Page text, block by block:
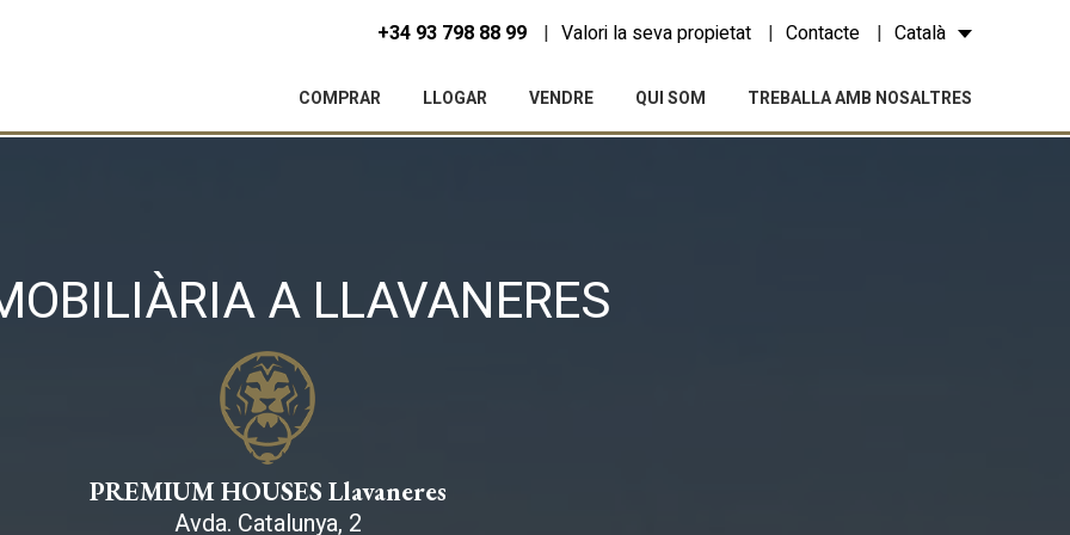
+34 93 798 88 99 Valori la seva propietat Contacte Català
COMPRAR LLOGAR VENDRE QUI SOM TREBALLA AMB NOSALTRES
A LLAVANERES
PREMIUM HOUSES Llavaneres
Avda. Catalunya, 2